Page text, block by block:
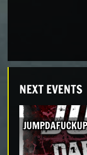
NEXT EVENTS
JUMPDAFUCKUP